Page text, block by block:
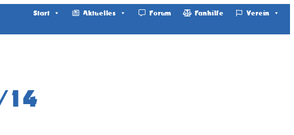
Start Aktuelles Forum Fanhilfe Verein
14